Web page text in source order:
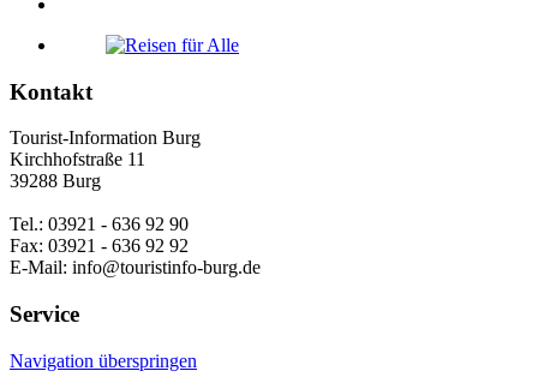
Kontakt
Tourist-Information Burg
Kirchhofstraße 11
39288 Burg
Tel.: 03921 - 636 92 90
Fax: 03921 - 636 92 92
E-Mail: info@touristinfo-burg.de
Service
Navigation überspringen